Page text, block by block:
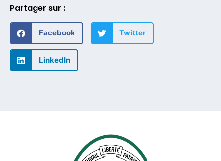
Partager sur :
Facebook Twitter
LinkedIn